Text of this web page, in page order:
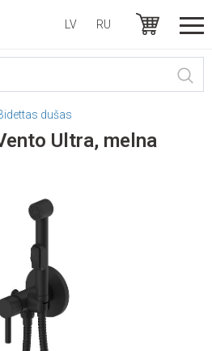
LV RU
dušas
Ultra, melna